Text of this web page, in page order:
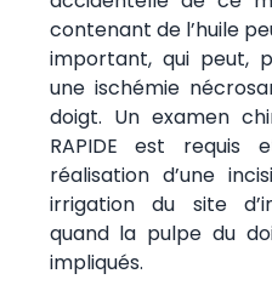
contenant de l’huile
important, qui peut,
une ischémie
doigt. Un examen
RAPIDE est requis
réalisation d’une
irrigation du site
quand la pulpe du
impliqués.